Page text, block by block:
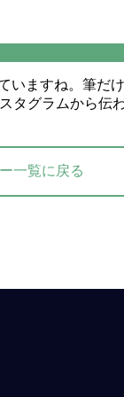
ますね。筆だ
グラムから
一覧に戻る